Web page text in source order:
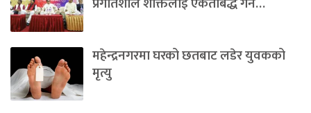
महेन्द्रनगरमा घरको छतबाट लडेर युवकको
मृत्यु